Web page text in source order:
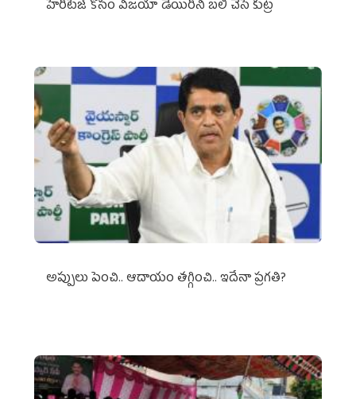
హెరిటేజ్ కోసం విజయా డెయిరీని బలి చేసే కుట్ర‌
అప్పులు పెంచి.. ఆదాయం తగ్గించి.. ఇదేనా ప్రగతి?